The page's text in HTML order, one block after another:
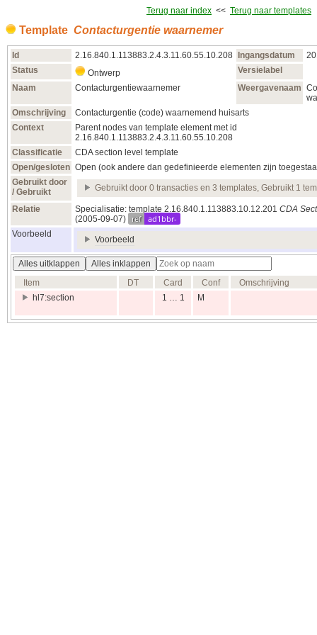
Terug naar index << Terug naar templates
Template Contacturgentie waarnemer
Id 2.16.840.1.113883.2.4.3.11.60.55.10.208 Ingangsdatum
Status
Ontwerp
Versielabel
Naam
Contacturgentiewaarnemer Weergavenaam
Omschrijving
Contacturgentie (code) waarnemend huisarts
Context
Parent nodes van template element met id
2.16.840.1.113883.2.4.3.11.60.55.10.208
Classificatie
CDA section level template
Open/gesloten Open (ook andere dan gedefinieerde elementen zijn
Gebruikt door
/ Gebruikt
Gebruikt door 0 transacties en 3 templates, Gebruikt 1
Relatie Specialisatie: template 2.16.840.1.113883.10.12.201 CDA
(2005‑09‑07)
ref ad1bbr-
Voorbeeld
Voorbeeld
Alles uitklappen
Alles inklappen
Item
DT Card Conf
Omschrijving
hl7:section
1 … 1 M